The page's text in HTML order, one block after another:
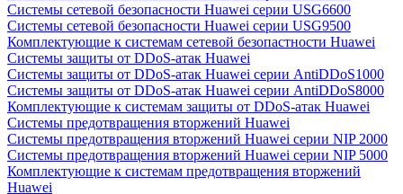
Системы сетевой безопасности Huawei серии USG6600
Системы сетевой безопасности Huawei серии USG9500
Комплектующие к системам сетевой безопастности Huawei
Системы защиты от DDoS-атак Huawei
Системы защиты от DDoS-атак Huawei серии AntiDDoS1000
Системы защиты от DDoS-атак Huawei серии AntiDDoS8000
Комплектующие к системам защиты от DDoS-атак Huawei
Системы предотвращения вторжений Huawei
Системы предотвращения вторжений Huawei серии NIP 2000
Системы предотвращения вторжений Huawei серии NIP 5000
Комплектующие к системам предотвращения вторжений
Huawei